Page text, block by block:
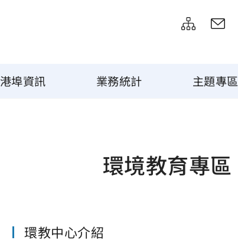
港埠資訊 業務統計 主題專區
環境教育專區
環教中心介紹